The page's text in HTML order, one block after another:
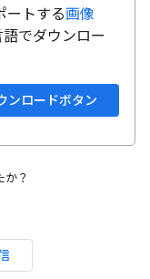
ートする画像
でダウンロー
ンロードボタン
か？